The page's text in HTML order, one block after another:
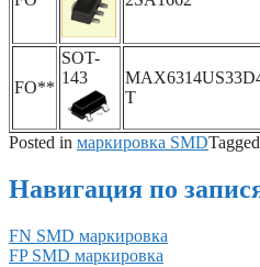
FO**
SOT-
143
T
Posted in маркировка SMDTagged
Навигация по
FN SMD маркировка
FP SMD маркировка